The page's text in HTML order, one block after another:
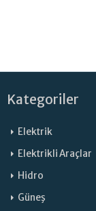
Kategoriler
Elektrik
Elektrikli Araçlar
Hidro
Güneş